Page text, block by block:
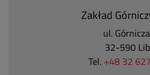
Zakład
ul.
32-590
Tel. +48 32